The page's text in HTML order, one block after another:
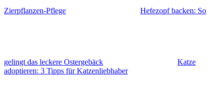
Zierpflanzen-Pflege Hefezopf backen: So
gelingt das leckere Ostergebäck
Katze
adoptieren: 3 Tipps für Katzenliebhaber